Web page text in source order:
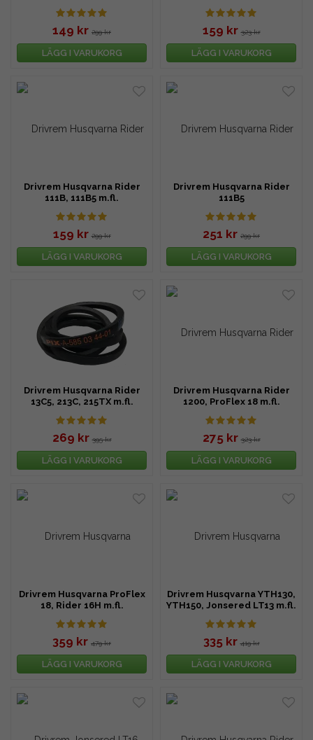
149 kr 299 kr
LÄGG I VARUKORG
159 kr 323 kr
LÄGG I VARUKORG
Drivrem Husqvarna Rider
111B, 111B5 m.fl.
159 kr 299 kr
LÄGG I VARUKORG
Drivrem Husqvarna Rider
111B5
251 kr 299 kr
LÄGG I VARUKORG
Drivrem Husqvarna Rider
13C5, 213C, 215TX m.fl.
269 kr 395 kr
LÄGG I VARUKORG
Drivrem Husqvarna Rider
1200, ProFlex 18 m.fl.
275 kr 323 kr
LÄGG I VARUKORG
Drivrem Husqvarna ProFlex
18, Rider 16H m.fl.
359 kr 479 kr
LÄGG I VARUKORG
Drivrem Husqvarna YTH130,
YTH150, Jonsered LT13 m.fl.
335 kr 419 kr
LÄGG I VARUKORG